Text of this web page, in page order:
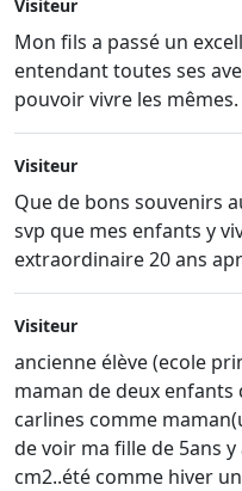
Visiteur
Mon fils a passé un
entendant toutes ses
pouvoir vivre les mêmes.
Visiteur
Que de bons souvenirs
svp que mes enfants y
extraordinaire 20 ans
Visiteur
ancienne élève (ecole
maman de deux
carlines comme
de voir ma fille de 5ans
cm2..été comme hiver